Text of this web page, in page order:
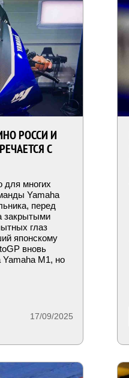
РОССИ И
С
для многих
Yamaha
перед
закрытыми
глаз
японскому
вновь
Yamaha M1, но
17/09/2025